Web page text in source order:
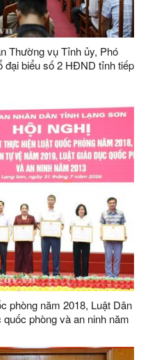
Thường vụ Tỉnh ủy, Phó
biểu số 2 HĐND tỉnh tiếp
phòng năm 2018, Luật Dân
phòng và an ninh năm